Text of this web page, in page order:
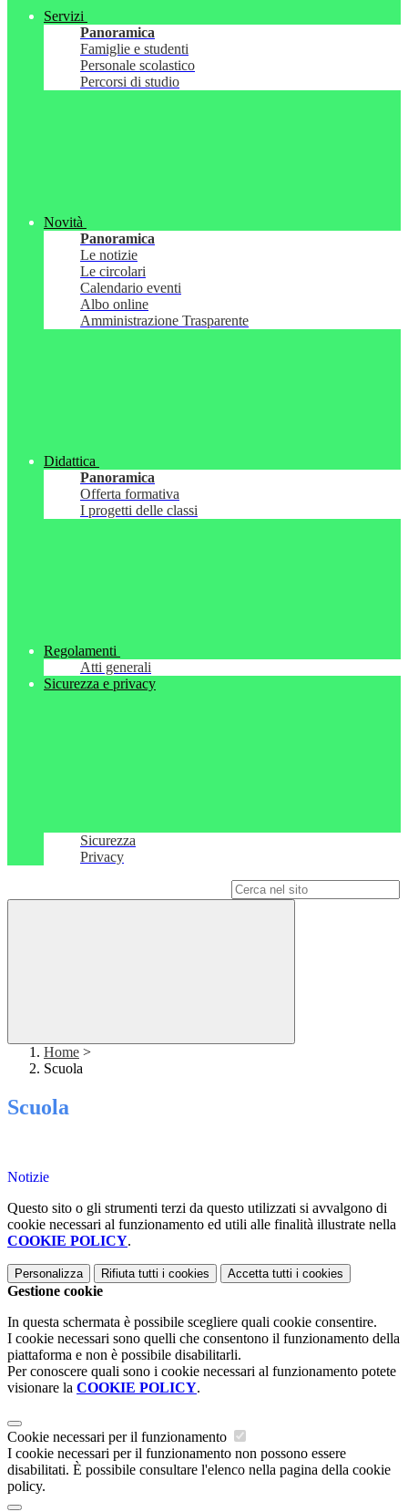
Servizi
Panoramica
Famiglie e studenti
Personale scolastico
Percorsi di studio
Novità
Panoramica
Le notizie
Le circolari
Calendario eventi
Albo online
Amministrazione Trasparente
Didattica
Panoramica
Offerta formativa
I progetti delle classi
Regolamenti
Atti generali
Sicurezza e privacy
Sicurezza
Privacy
Home >
Scuola
Scuola
Notizie
Questo sito o gli strumenti terzi da questo utilizzati si avvalgono di
cookie necessari al funzionamento ed utili alle finalità illustrate nella
COOKIE POLICY.
Personalizza Rifiuta tutti i cookies Accetta tutti i cookies
Gestione cookie
In questa schermata è possibile scegliere quali cookie consentire.
I cookie necessari sono quelli che consentono il funzionamento della
piattaforma e non è possibile disabilitarli.
Per conoscere quali sono i cookie necessari al funzionamento potete
visionare la COOKIE POLICY.
Cookie necessari per il funzionamento
I cookie necessari per il funzionamento non possono essere
disabilitati. È possibile consultare l'elenco nella pagina della cookie
policy.